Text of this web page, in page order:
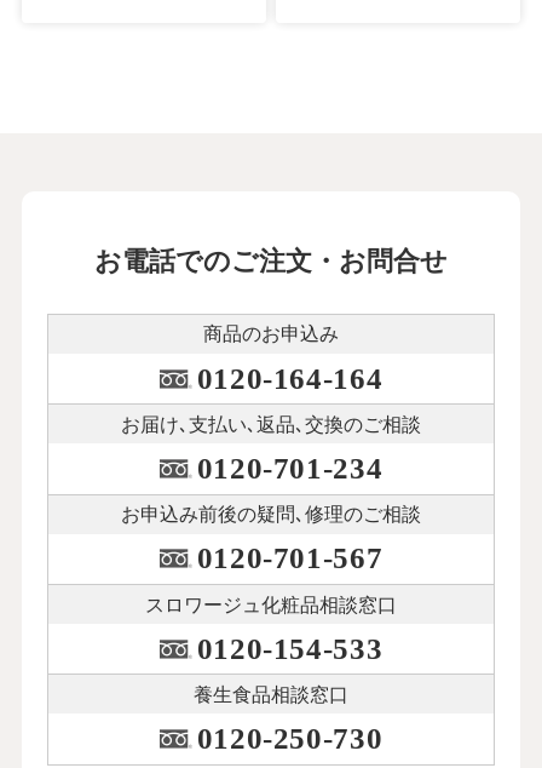
お電話でのご注文・お問合せ
商品のお申込み
0120-164-164
お届け､支払い､ 返品､交換のご相談
0120-701-234
お申込み前後の疑問､修理のご相談
0120-701-567
スロワージュ化粧品相談窓口
0120-154-533
養生食品相談窓口
0120-250-730